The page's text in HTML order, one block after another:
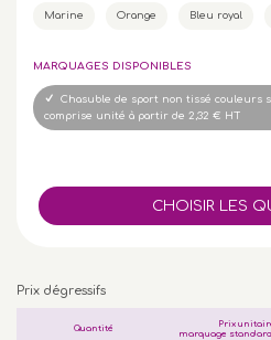
Marine Orange Bleu royal
MARQUAGES DISPONIBLES
Chasuble de sport non tissé couleurs
comprise unité à partir de 2,32 € HT
Prix dégressifs
Quantité
Prix
marquage